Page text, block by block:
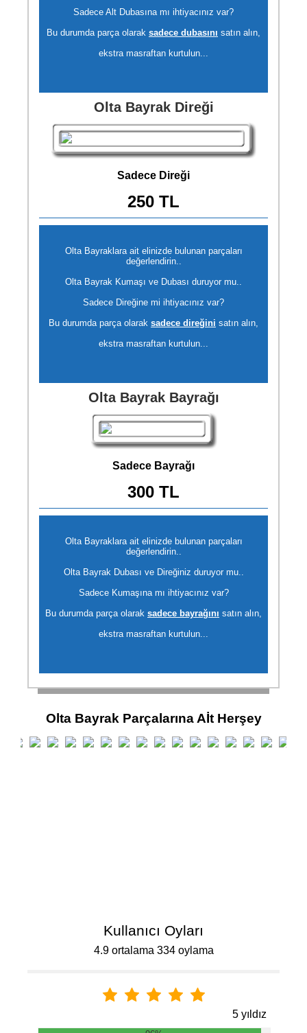
Sadece Alt Dubasına mı ihtiyacınız var?
Bu durumda parça olarak sadece dubasını satın alın,
ekstra masraftan kurtulun...
Olta Bayrak Direği
Sadece Direği
250 TL
Olta Bayraklara ait elinizde bulunan parçaları
değerlendirin..
Olta Bayrak Kumaşı ve Dubası duruyor mu..
Sadece Direğine mi ihtiyacınız var?
Bu durumda parça olarak sadece direğini satın alın,
ekstra masraftan kurtulun...
Olta Bayrak Bayrağı
Sadece Bayrağı
300 TL
Olta Bayraklara ait elinizde bulunan parçaları
değerlendirin..
Olta Bayrak Dubası ve Direğiniz duruyor mu..
Sadece Kumaşına mı ihtiyacınız var?
Bu durumda parça olarak sadece bayrağını satın alın,
ekstra masraftan kurtulun...
Olta Bayrak Parçalarına Aİt Herşey
Kullanıcı Oyları
4.9 ortalama 334 oylama
5 yıldız